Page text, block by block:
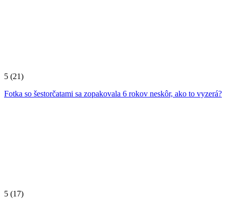
5 (21)
Fotka so šestorčatami sa zopakovala 6 rokov neskôr, ako to vyzerá?
5 (17)